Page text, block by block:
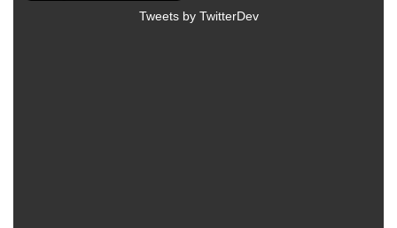
Tweets by TwitterDev